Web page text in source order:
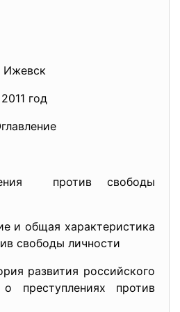
Ижевск
2011 год
против свободы
характеристика
свободы личности
российского
о преступлениях против